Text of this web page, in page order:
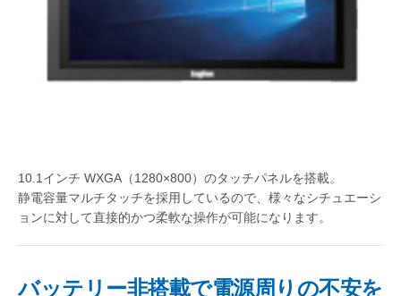
10.1インチ WXGA（1280×800）のタッチパネルを搭載。
静電容量マルチタッチを採用しているので、様々なシチュエーシ
ョンに対して直接的かつ柔軟な操作が可能になります。
バッテリー非搭載で電源周りの不安を